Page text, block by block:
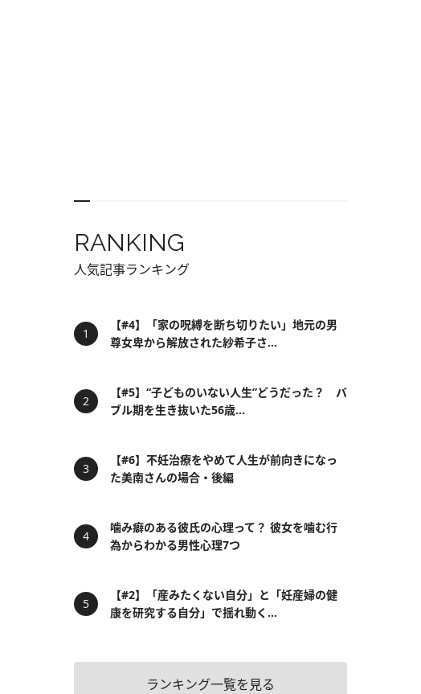
RANKING
人気記事ランキング
【#4】「家の呪縛を断ち切りたい」地元の男
尊女卑から解放された紗希子さ...
【#5】“子どものいない人生”どうだった？ バ
ブル期を生き抜いた56歳...
【#6】不妊治療をやめて人生が前向きになっ
た美南さんの場合・後編
噛み癖のある彼氏の心理って？ 彼女を噛む行
為からわかる男性心理7つ
【#2】「産みたくない自分」と「妊産婦の健
康を研究する自分」で揺れ動く...
ランキング一覧を見る